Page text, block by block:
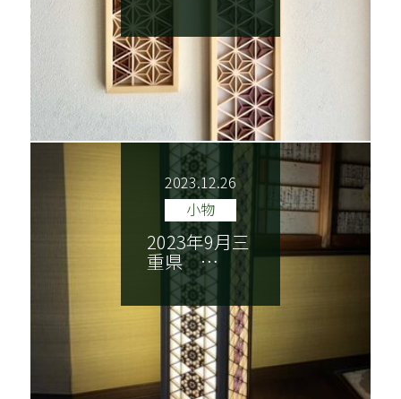
2023.12.26
小物
2023年9月三
重県 …